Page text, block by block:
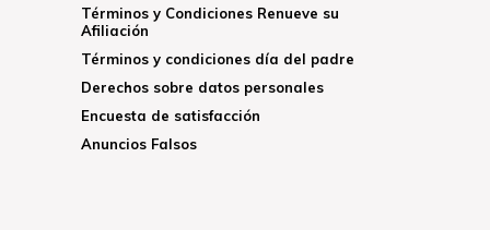
Términos y Condiciones Renueve su
Afiliación
Términos y condiciones día del padre
Derechos sobre datos personales
Encuesta de satisfacción
Anuncios Falsos